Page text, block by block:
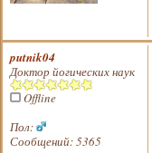
putnik04
Доктор йогических наук
Offline
Пол:
Сообщений: 5365